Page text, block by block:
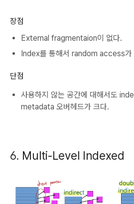
장점
External fragmentaion이 없다.
Index를 통해서 random access가
단점
사용하지 않는 공간에 대해서도
metadata 오버헤드가 크다.
6. Multi-Level Indexed